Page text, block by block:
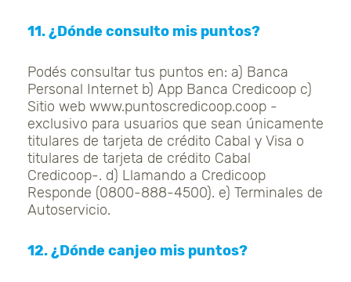
11. ¿Dónde consulto mis puntos?
Podés consultar tus puntos en: a) Banca
Personal Internet b) App Banca Credicoop c)
Sitio web www.puntoscredicoop.coop -
exclusivo para usuarios que sean únicamente
titulares de tarjeta de crédito Cabal y Visa o
titulares de tarjeta de crédito Cabal
Credicoop-. d) Llamando a Credicoop
Responde (0800-888-4500). e) Terminales de
Autoservicio.
12. ¿Dónde canjeo mis puntos?